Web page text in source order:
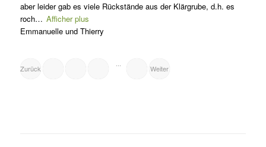
aber leider gab es viele Rückstände aus der Klärgrube, d.h. es
roch
Afficher plus
Emmanuelle und Thierry
NAVIGATION
Zurück Weiter